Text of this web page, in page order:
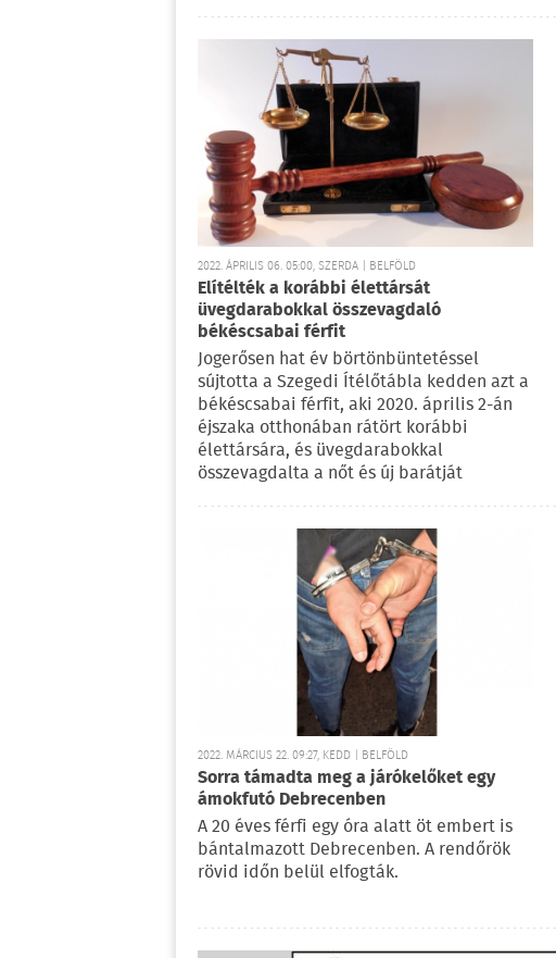
2022. ÁPRILIS 06. 05:00, SZERDA | BELFÖLD
Elítélték a korábbi élettársát
üvegdarabokkal összevagdaló
békéscsabai férfit
Jogerősen hat év börtönbüntetéssel
sújtotta a Szegedi Ítélőtábla kedden azt a
békéscsabai férfit, aki 2020. április 2-án
éjszaka otthonában rátört korábbi
élettársára, és üvegdarabokkal
összevagdalta a nőt és új barátját
2022. MÁRCIUS 22. 09:27, KEDD | BELFÖLD
Sorra támadta meg a járókelőket egy
ámokfutó Debrecenben
A 20 éves férfi egy óra alatt öt embert is
bántalmazott Debrecenben. A rendőrök
rövid időn belül elfogták.